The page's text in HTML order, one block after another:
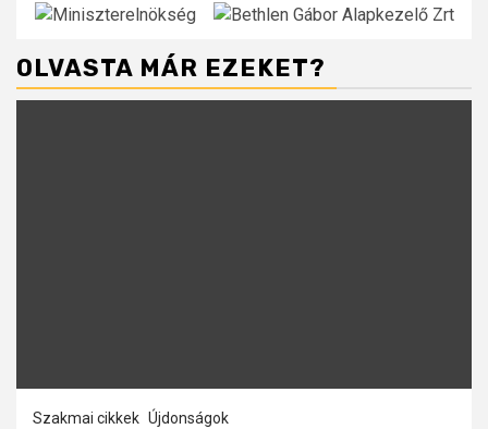
OLVASTA MÁR EZEKET?
Szakmai cikkek Újdonságok